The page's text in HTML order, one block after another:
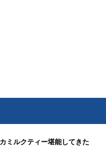
ミルクティー堪能してきた